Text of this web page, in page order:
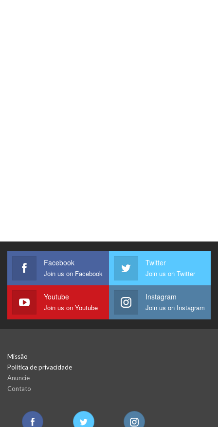
Facebook
Join us on Facebook
Twitter
Join us on Twitter
Youtube
Join us on Youtube
Instagram
Join us on Instagram
Missão
Política de privacidade
Anuncie
Contato